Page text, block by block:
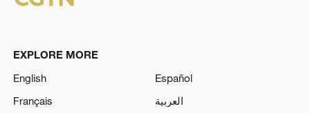
EXPLORE MORE
English
Español
Français
العربية